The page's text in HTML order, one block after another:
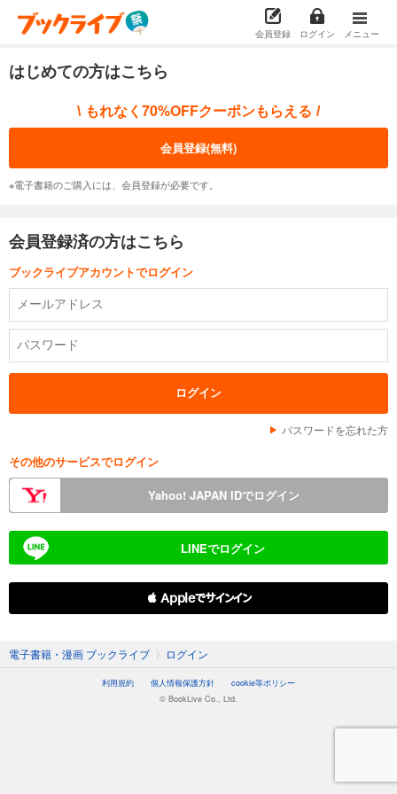
会員登録 ログイン メニュー
はじめての方はこちら
\ もれなく70%OFFクーポンもらえる /
会員登録(無料)
※電子書籍のご購入には、会員登録が必要です。
会員登録済の方はこちら
ブックライブアカウントでログイン
パスワードを忘れた方
その他のサービスでログイン
Yahoo! JAPAN IDでログイン
LINEでログイン
 Appleでサインイン
電子書籍・漫画 ブックライブ 〉 ログイン
利用規約 個人情報保護方針
cookie等ポリシー
© BookLive Co., Ltd.